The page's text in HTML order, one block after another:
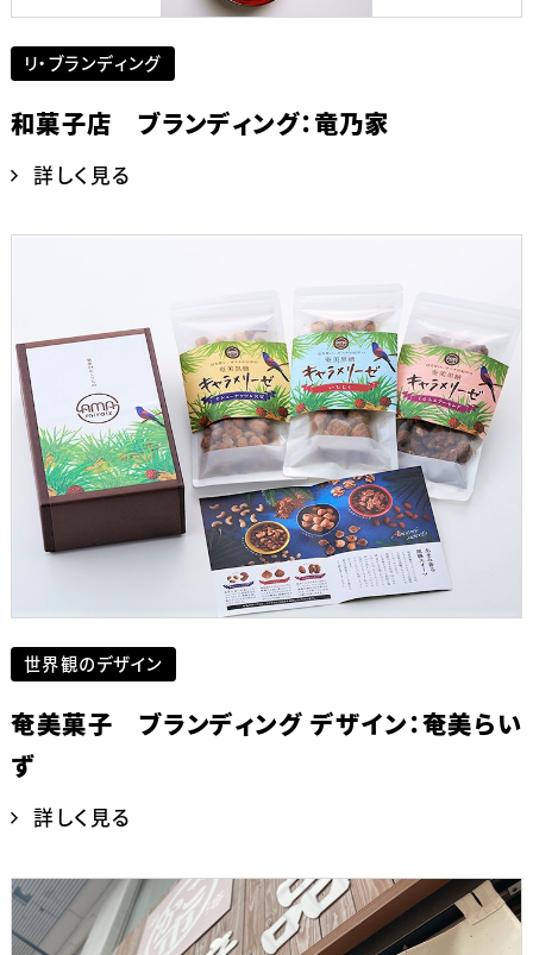
リ・ブランディング
和菓子店 ブランディング：竜乃家
詳しく見る
世界観のデザイン
奄美菓子 ブランディング デザイン：奄美らい
ず
詳しく見る